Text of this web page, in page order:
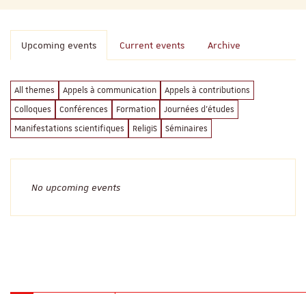
Upcoming events Current events Archive
All themes Appels à communication
Appels à contributions
Colloques
Conférences Formation
Journées d'études
Manifestations scientifiques
ReligiS Séminaires
No upcoming events